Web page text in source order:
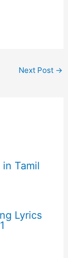
Next Post →
Tamil
Lyrics